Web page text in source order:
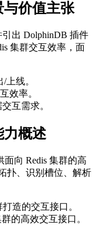
与价值主张
引出 DolphinDB 插件
集群交互效率，面
上线。
效率。
互需求。
力概述
面向 Redis 集群的高
扑、识别槽位、解析
造的交互接口。
的高效交互接口。